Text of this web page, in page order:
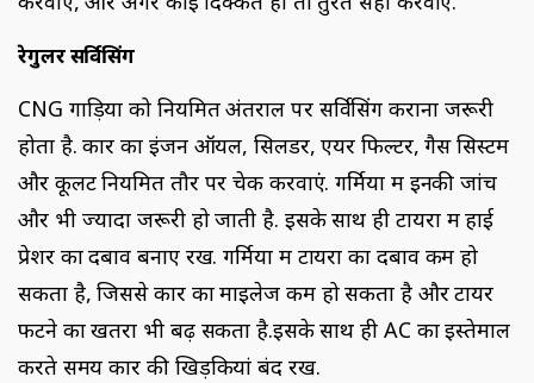
रेगुलर सर्विसिंग
CNG गाड़ियों को नियमित अंतराल पर सर्विसिंग कराना जरूरी
होता है. कार का इंजन ऑयल, सिलेंडर, एयर फिल्टर, गैस सिस्टम
और कूलेंट नियमित तौर पर चेक करवाएं. गर्मियों में इनकी जांच
और भी ज्यादा जरूरी हो जाती है. इसके साथ ही टायरों में हाई
प्रेशर का दबाव बनाए रखें. गर्मियों में टायरों का दबाव कम हो
सकता है, जिससे कार का माइलेज कम हो सकता है और टायर
फटने का खतरा भी बढ़ सकता है.इसके साथ ही AC का इस्तेमाल
करते समय कार की खिड़कियां बंद रखें.